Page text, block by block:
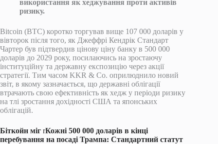
використання як хеджування проти активів
ризику.
Bitcoin (BTC) коротко торгував вище 107 000 доларів у
вівторок після того, як Джеффрі Кендрік Стандарт
Чартер був підтвердив цінову ціну банку в 500 000
доларів до 2029 року, посилаючись на зростаючу
інституційну та державну експозицію через акції
стратегії. Тим часом KKR & Co. оприлюднило новий
звіт, в якому зазначається, що державні облігації
втрачають свою ефективність як хедж у періоди ризику
на тлі зростання дохідності США та японських
облігацій.
Біткойн міг rКожні 500 000 доларів в кінці
перебування на посаді Трампа: Стандартний статут